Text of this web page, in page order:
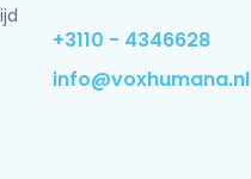
+3110 - 4346628
info@voxhumana.nl